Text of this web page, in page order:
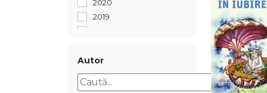
2020
2019
2016
2015
2014
Autor